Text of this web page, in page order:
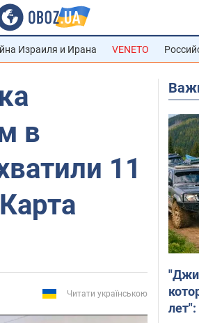
Израиля и Ирана VENETO
в
11
Читати українською